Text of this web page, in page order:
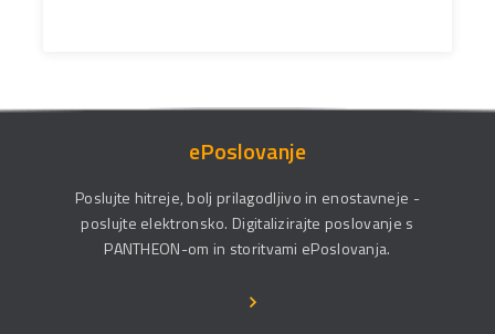
ePoslovanje
Poslujte hitreje, bolj prilagodljivo in enostavneje -
poslujte elektronsko. Digitalizirajte poslovanje s
PANTHEON-om in storitvami ePoslovanja.